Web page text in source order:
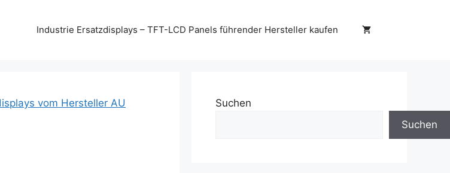
Industrie Ersatzdisplays – TFT-LCD Panels führender Hersteller kaufen
vom Hersteller AU
Suchen
Suchen